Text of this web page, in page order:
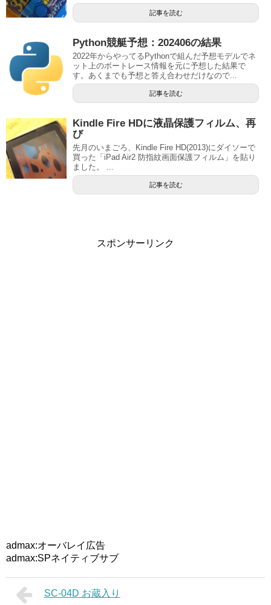
記事を読む
Python競艇予想：202406の結果
2022年からやってるPythonで組んだ予想モデルでネ
ット上のボートレース情報を元に予想した結果で
す。あくまでも予想と答え合わせだけなので...
記事を読む
Kindle Fire HDに液晶保護フィルム、再
び
先月のいまごろ、Kindle Fire HD(2013)にダイソーで
買った「iPad Air2 防指紋画面保護フィルム」を貼り
ました。 ...
記事を読む
スポンサーリンク
admax:オーバレイ広告
admax:SPネイティブサブ
SC-04D お蔵入り